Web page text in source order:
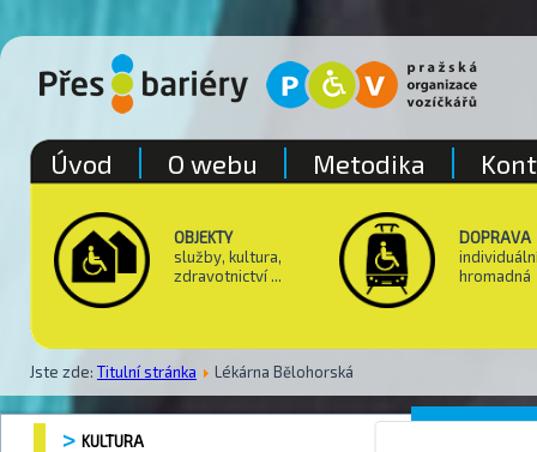
OBJEKTY
služby, kultura,
zdravotnictví ...
DOPRAVA
hromadná
Jste zde: Titulní stránka Lékárna Bělohorská
Úvod O webu Metodika
KULTURA